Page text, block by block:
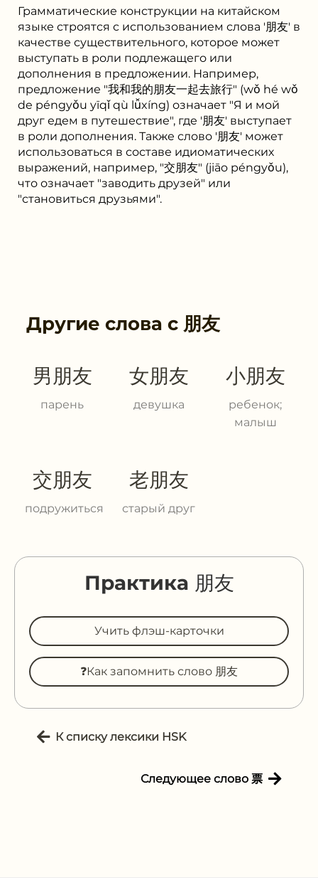
Грамматические конструкции на китайском
языке строятся с использованием слова '朋友' в
качестве существительного, которое может
выступать в роли подлежащего или
дополнения в предложении. Например,
предложение "我和我的朋友一起去旅行" (wǒ hé wǒ
de péngyǒu yīqǐ qù lǚxíng) означает "Я и мой
друг едем в путешествие", где '朋友' выступает
в роли дополнения. Также слово '朋友' может
использоваться в составе идиоматических
выражений, например, "交朋友" (jiāo péngyǒu),
что означает "заводить друзей" или
"становиться друзьями".
Другие слова с 朋友
男朋友
парень
女朋友
девушка
小朋友
ребенок;
малыш
交朋友
подружиться
老朋友
старый друг
Практика 朋友
Учить флэш-карточки
❓Как запомнить слово 朋友
К списку лексики HSK
Следующее слово 票